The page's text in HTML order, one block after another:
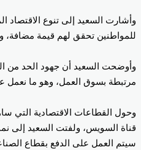
وأشارت السعيد إلى تنوع
للمواطنين تحقق لهم قيمة
وأوضحت السعيد أن جهود الحد من
مرتبطة بسوق العمل، وهو ما نعمل
وحول القطاعات الاقتصادية التي